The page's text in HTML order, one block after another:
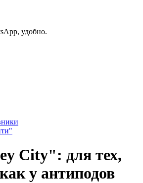
удобно.
City": для тех,
у антиподов